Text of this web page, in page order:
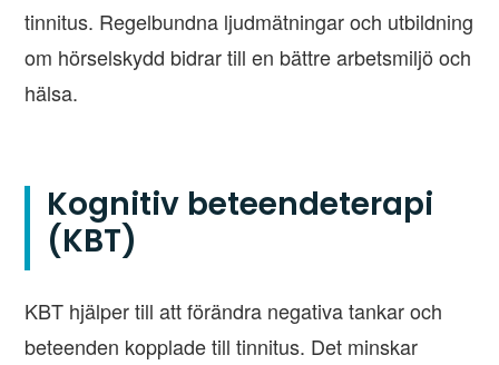
tinnitus. Regelbundna ljudmätningar och utbildning
om hörselskydd bidrar till en bättre arbetsmiljö och
hälsa.
Kognitiv beteendeterapi
(KBT)
KBT hjälper till att förändra negativa tankar och
beteenden kopplade till tinnitus. Det minskar